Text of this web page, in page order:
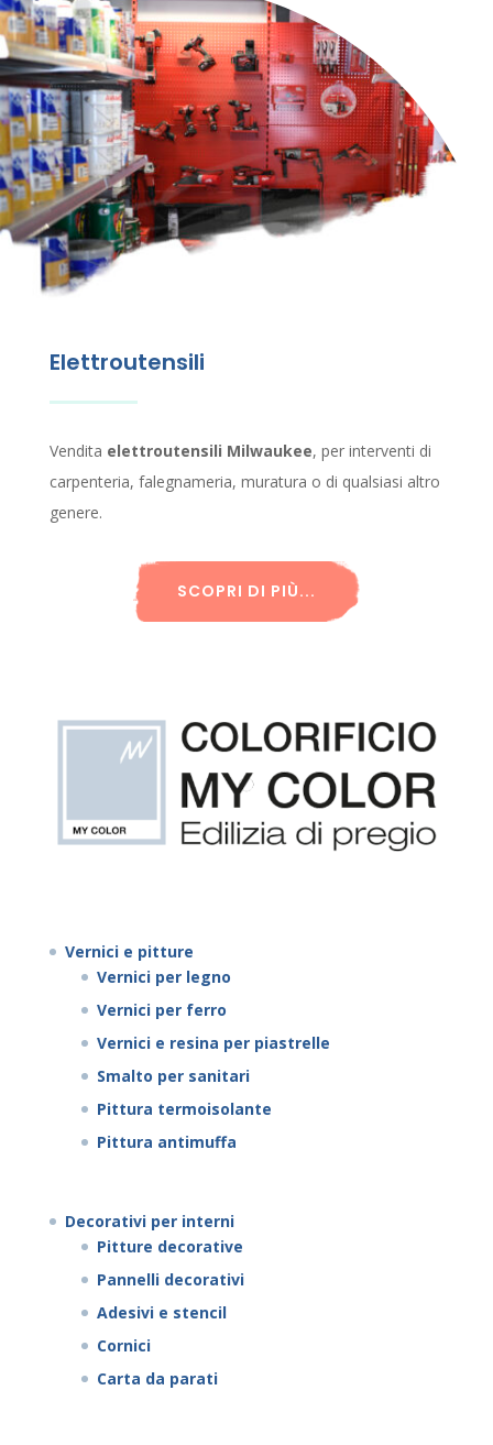
Elettroutensili
Vendita elettroutensili Milwaukee, per interventi di
carpenteria, falegnameria, muratura o di qualsiasi altro
genere.
SCOPRI DI PIÙ...
Vernici e pitture
Vernici per legno
Vernici per ferro
Vernici e resina per piastrelle
Smalto per sanitari
Pittura termoisolante
Pittura antimuffa
Decorativi per interni
Pitture decorative
Pannelli decorativi
Adesivi e stencil
Cornici
Carta da parati